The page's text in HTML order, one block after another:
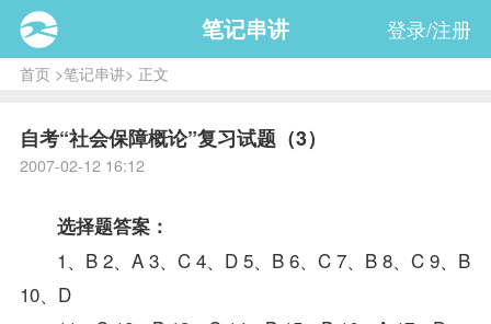
笔记串讲 登录/注册
首页>笔记串讲> 正文
自考“社会保障概论”复习试题（3）
2007-02-12 16:12
选择题答案：
1、B 2、A 3、C 4、D 5、B 6、C 7、B 8、C 9、B
10、D